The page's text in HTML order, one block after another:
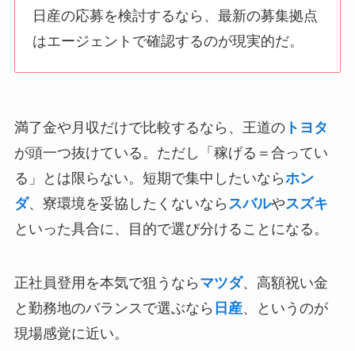
日産の応募を検討するなら、最新の募集拠点
はエージェントで確認するのが現実的だ。
満了金や月収だけで比較するなら、王道のトヨタ
が頭一つ抜けている。ただし「稼げる＝合ってい
る」とは限らない。短期で集中したいならホン
ダ、寮環境を妥協したくないなら スバルやスズキ
といった具合に、目的で選び分けることになる。
正社員登用を本気で狙うなら マツダ、高額祝い金
と勤務地のバランスで選ぶなら 日産、というのが
現場感覚に近い。